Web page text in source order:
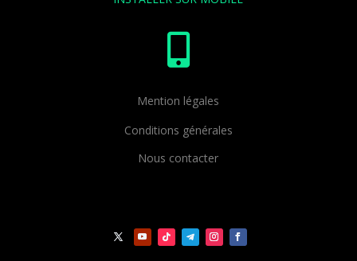

Mention légales
Conditions générales
Nous contacter